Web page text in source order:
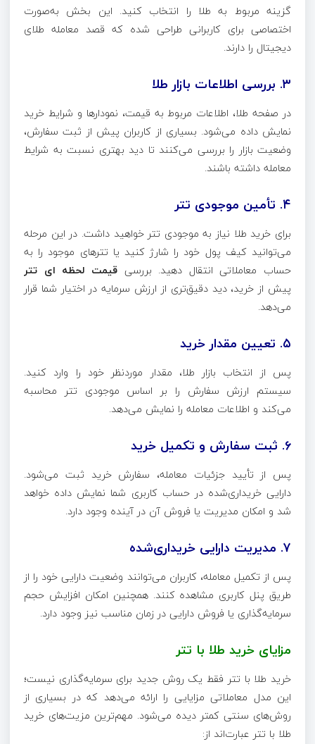
گزینه مربوط به طلا را انتخاب کنید. این بخش به‌صورت
اختصاصی برای کاربرانی طراحی شده که قصد معامله طلای
دیجیتال را دارند.
۳. بررسی اطلاعات بازار طلا
در صفحه طلا، اطلاعات مربوط به قیمت، نمودارها و شرایط خرید
نمایش داده می‌شود. بسیاری از کاربران پیش از ثبت سفارش،
وضعیت بازار را بررسی می‌کنند تا دید بهتری نسبت به شرایط
معامله داشته باشند.
۴. تأمین موجودی تتر
برای خرید طلا نیاز به موجودی تتر خواهید داشت. در این مرحله
می‌توانید کیف پول خود را شارژ کنید یا تترهای موجود را به
حساب معاملاتی انتقال دهید. بررسی قیمت لحظه ای تتر
پیش از خرید، دید دقیق‌تری از ارزش سرمایه در اختیار شما قرار
می‌دهد.
۵. تعیین مقدار خرید
پس از انتخاب بازار طلا، مقدار موردنظر خود را وارد کنید.
سیستم ارزش سفارش را بر اساس موجودی تتر محاسبه
می‌کند و اطلاعات معامله را نمایش می‌دهد.
۶. ثبت سفارش و تکمیل خرید
پس از تأیید جزئیات معامله، سفارش خرید ثبت می‌شود.
دارایی خریداری‌شده در حساب کاربری شما نمایش داده خواهد
شد و امکان مدیریت یا فروش آن در آینده وجود دارد.
۷. مدیریت دارایی خریداری‌شده
پس از تکمیل معامله، کاربران می‌توانند وضعیت دارایی خود را از
طریق پنل کاربری مشاهده کنند. همچنین امکان افزایش حجم
سرمایه‌گذاری یا فروش دارایی در زمان مناسب نیز وجود دارد.
مزایای خرید طلا با تتر
خرید طلا با تتر فقط یک روش جدید برای سرمایه‌گذاری نیست؛
این مدل معاملاتی مزایایی را ارائه می‌دهد که در بسیاری از
روش‌های سنتی کمتر دیده می‌شود. مهم‌ترین مزیت‌های خرید
طلا با تتر عبارت‌اند از: